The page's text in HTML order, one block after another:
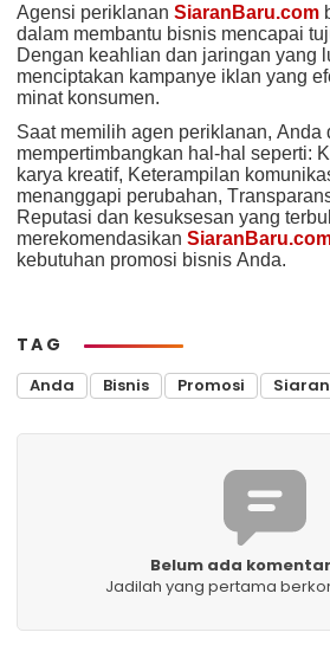
Agensi periklanan SiaranBaru.com
dalam membantu bisnis mencapai
Dengan keahlian dan jaringan yang
menciptakan kampanye iklan yang
minat konsumen.
Saat memilih agen periklanan, Anda
mempertimbangkan hal-hal seperti:
karya kreatif, Keterampilan
menanggapi perubahan,
Reputasi dan kesuksesan yang
merekomendasikan
kebutuhan promosi bisnis Anda.
TAG
Anda Bisnis Promosi
Belum ada
Jadilah yang pertama